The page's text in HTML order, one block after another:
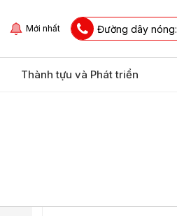
Mới nhất Đường dây nóng:
Thành tựu và Phát triển